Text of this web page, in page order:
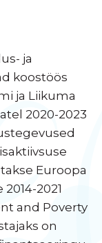
ja
koostöös
ja Liikuma
2020-2023
Euroopa
2021
and Poverty
on